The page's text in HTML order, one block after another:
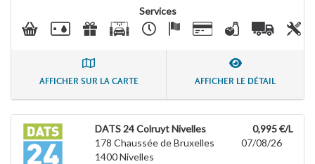
Services
AFFICHER SUR LA CARTE AFFICHER LE DÉTAIL
DATS 24 Colruyt Nivelles
178 Chaussée de Bruxelles
1400Nivelles
0,995 €/L
07/08/26